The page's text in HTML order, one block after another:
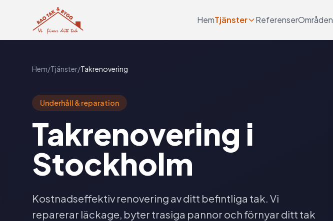
HemTjänster ReferenserOmråden
Hem/Tjänster/Takrenovering
Underhåll & reparation
Takrenovering i
Stockholm
Kostnadseffektiv renovering av ditt befintliga tak. Vi
reparerar läckage, byter trasiga pannor och förnyar ditt tak